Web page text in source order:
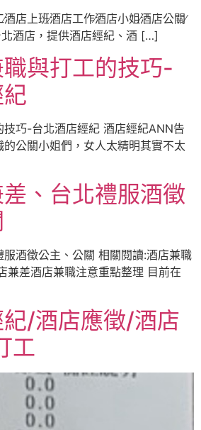
店上班∕酒店工作∕酒店小姐∕酒店公關∕
酒店，提供酒店經紀、酒 […]
與打工的技巧-
技巧-台北酒店經紀 酒店經紀ANN告
公關小姐們，女人太精明其實不太
、台北禮服酒徵
酒徵公主、公關 相關閱讀:酒店兼職
兼差酒店兼職注意重點整理 目前在
/酒店應徵/酒店
工